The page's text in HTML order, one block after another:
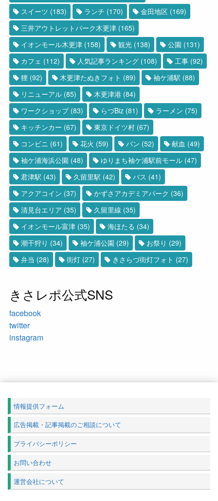
スイーツ (183) ランチ (170) 金田地区 (169)
三井アウトレットパーク木更津 (165)
イオンモール木更津 (158) 観光 (138) 公園 (131)
カフェ (112) 人気記事ランキング (108) 工事 (92)
狸 (92) 木更津たぬきフォト (89) 袖ケ浦駅 (88)
リニューアル (85) 木更津港 (84)
ワークショップ(83) らづBiz (81) ラーメン (75)
キッチンカー (67) 東京ドイツ村 (67)
コンビニ (61) 花火 (59) パン (52) 献血 (49)
袖ケ浦海浜公園 (48) ゆりまち袖ケ浦駅前モール (47)
君津駅 (43) 久留里駅 (42) バス (41)
アクアコイン (37) かずさアカデミアパーク (36)
清見台エリア (35) 久留里線 (35)
イオンモール富津 (35) 海ほたる (34)
潮干狩り (34) 袖ケ浦公園 (29) お祭り (29)
弁当 (28) 街灯 (27) きさらづ街灯フォト (27)
きさレポ公式SNS
facebook
twitter
instagram
情報提供フォーム
広告掲載・記事掲載のご相談について
プライバシーポリシー
お問い合わせ
運営会社について